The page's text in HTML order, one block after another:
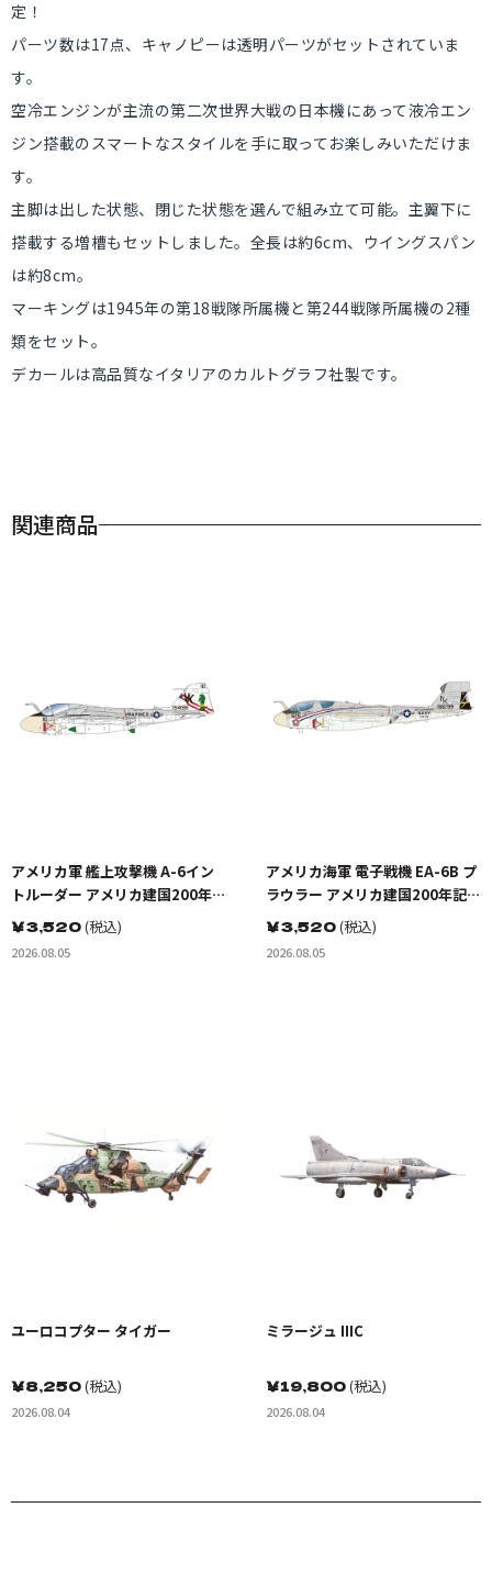
定！
パーツ数は17点、キャノピーは透明パーツがセットされていま
す。
空冷エンジンが主流の第二次世界大戦の日本機にあって液冷エン
ジン搭載のスマートなスタイルを手に取ってお楽しみいただけま
す。
主脚は出した状態、閉じた状態を選んで組み立て可能。主翼下に
搭載する増槽もセットしました。全長は約6cm、ウイングスパン
は約8cm。
マーキングは1945年の第18戦隊所属機と第244戦隊所属機の2種
類をセット。
デカールは高品質なイタリアのカルトグラフ社製です。
関連商品
アメリカ軍 艦上攻撃機 A-6イン
トルーダー アメリカ建国200年記
念塗装機 2機セット 海兵隊VMA-
121 グリーンナイツ & 海軍 VA-
176 サンダーボルツ "Spirit of
￥3,520(税込)
2026.08.05
アメリカ海軍 電子戦機 EA-6B プ
ラウラー アメリカ建国200年記念
塗装機 2機セット VAQ-136 ガン
トレット&VAQ-134 ガルーダス
￥3,520(税込)
2026.08.05
ユーロコプター タイガー
￥8,250(税込)
2026.08.04
ミラージュ IIIC
￥19,800(税込)
2026.08.04